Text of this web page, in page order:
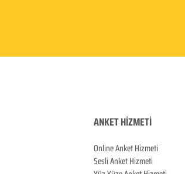
ANKET HİZMETİ
Online Anket Hizmeti
Sesli Anket Hizmeti